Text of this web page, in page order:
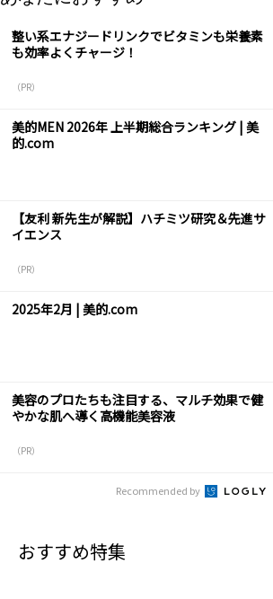
整い系エナジードリンクでビタミンも栄養素
も効率よくチャージ！
（PR）
美的MEN 2026年 上半期総合ランキング | 美
的.com
【友利 新先生が解説】ハチミツ研究＆先進サ
イエンス
（PR）
2025年2月 | 美的.com
美容のプロたちも注目する、マルチ効果で健
やかな肌へ導く高機能美容液
（PR）
Recommended by
おすすめ特集